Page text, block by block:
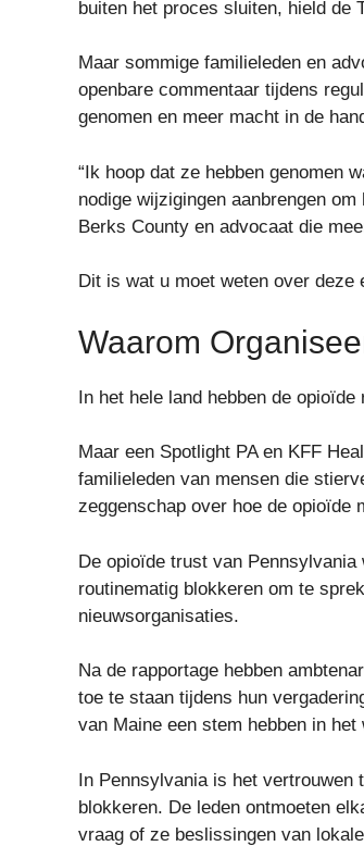
buiten het proces sluiten, hield de
Maar sommige familieleden en
openbare commentaar tijdens
genomen en meer macht in de
“Ik hoop dat ze hebben genomen
nodige wijzigingen aanbrengen
Berks County en advocaat die
Dit is wat u moet weten over deze
Waarom
In het hele land hebben de
Maar een Spotlight PA en KFF
familieleden van mensen die
zeggenschap over hoe de opioïde
De opioïde trust van
routinematig blokkeren om te
nieuwsorganisaties.
Na de rapportage hebben
toe te staan ​​tijdens hun
van Maine een stem hebben in
In Pennsylvania is het vertrouwen
blokkeren. De leden ontmoeten
vraag of ze beslissingen van